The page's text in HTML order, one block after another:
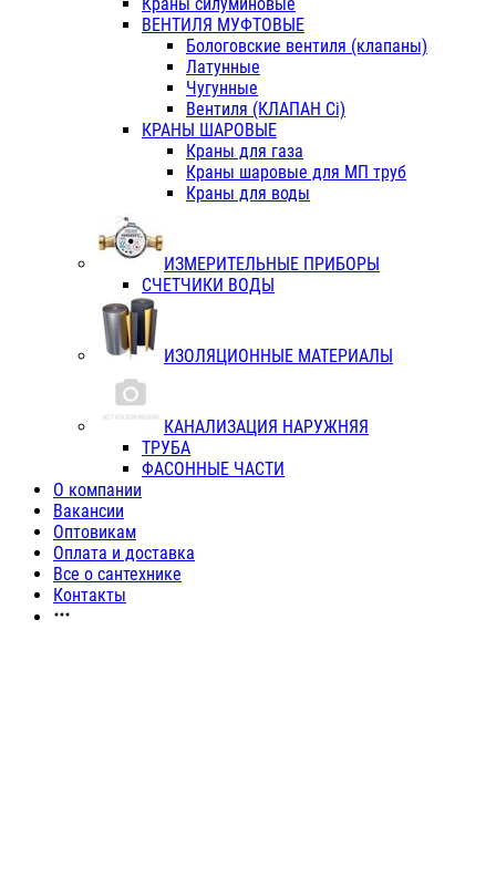
ВЕНТИЛЯ МУФТОВЫЕ
Бологовские вентиля (клапаны)
Латунные
Чугунные
Вентиля (КЛАПАН Сi)
КРАНЫ ШАРОВЫЕ
Краны для газа
Краны шаровые для МП труб
Краны для воды
ИЗМЕРИТЕЛЬНЫЕ ПРИБОРЫ
СЧЕТЧИКИ ВОДЫ
ИЗОЛЯЦИОННЫЕ МАТЕРИАЛЫ
КАНАЛИЗАЦИЯ НАРУЖНЯЯ
ТРУБА
ФАСОННЫЕ ЧАСТИ
О компании
Вакансии
Оптовикам
Оплата и доставка
Все о сантехнике
Контакты